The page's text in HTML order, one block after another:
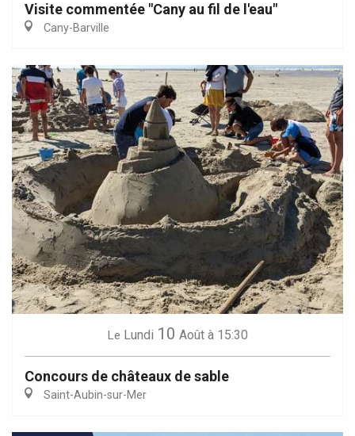
Visite commentée "Cany au fil de l'eau"
Cany-Barville
Le Lundi 10 Août à 15:30
Concours de châteaux de sable
Saint-Aubin-sur-Mer